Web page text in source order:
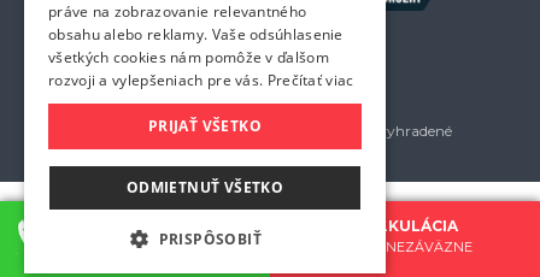
Golem services, s.r.o. 2026 - Všetky práva vyhradené
Všetky uvedené ceny sú bez DPH
KONTAKTUJTE NÁS CENOVÁ KALKULÁCIA
BEZPLATNE A NEZÁVÄZNE
práve na zobrazovanie relevantného
obsahu alebo reklamy. Vaše odsúhlasenie
všetkých cookies nám pomôže v ďalšom
rozvoji a vylepšeniach pre vás. Prečítať viac
PRIJAŤ VŠETKO
ODMIETNUŤ VŠETKO
PRISPÔSOBIŤ